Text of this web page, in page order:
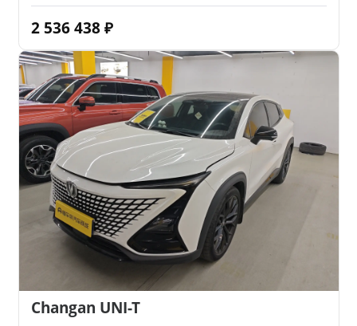
2 536 438 ₽
Changan UNI-T